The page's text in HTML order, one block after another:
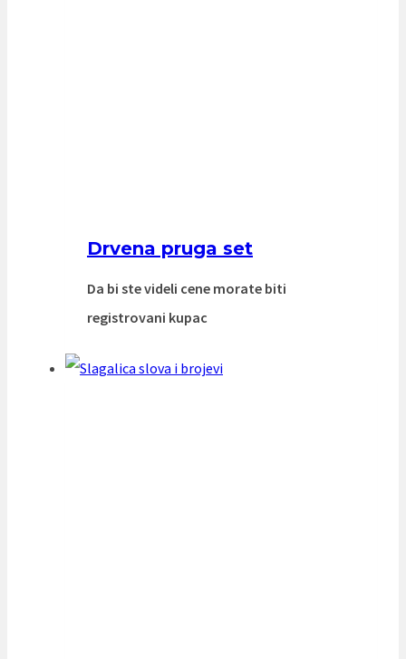
Drvena pruga set
Da bi ste videli cene morate biti
registrovani kupac